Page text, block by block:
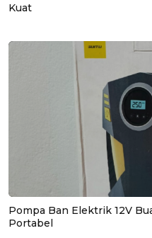
Kuat
Pompa Ban Elektrik 12V
Portabel